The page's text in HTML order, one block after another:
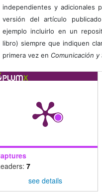
independientes y adicionales
versión del artículo
ejemplo incluirlo en un
libro) siempre que indiquen
primera vez en Comunicación y
7
see details